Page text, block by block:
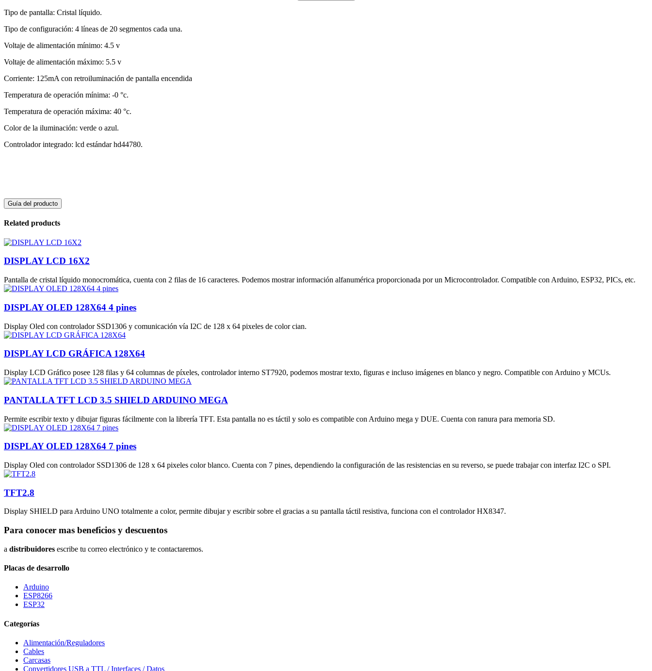
Tipo de pantalla: Cristal líquido.
Tipo de configuración: 4 líneas de 20 segmentos cada una.
Voltaje de alimentación mínimo: 4.5 v
Voltaje de alimentación máximo: 5.5 v
Corriente: 125mA con retroiluminación de pantalla encendida
Temperatura de operación mínima: -0 °c.
Temperatura de operación máxima: 40 °c.
Color de la iluminación: verde o azul.
Controlador integrado: lcd estándar hd44780.
Guía del producto
Related products
DISPLAY LCD 16X2
Pantalla de cristal líquido monocromática, cuenta con 2 filas de 16 caracteres. Podemos mostrar información alfanumérica proporcionada por un Microcontrolador. Compatible con Arduino, ESP32, PICs, etc.
DISPLAY OLED 128X64 4 pines
Display Oled con controlador SSD1306 y comunicación vía I2C de 128 x 64 pixeles de color cian.
DISPLAY LCD GRÁFICA 128X64
Display LCD Gráfico posee 128 filas y 64 columnas de píxeles, controlador interno ST7920, podemos mostrar texto, figuras e incluso imágenes en blanco y negro. Compatible con Arduino y MCUs.
PANTALLA TFT LCD 3.5 SHIELD ARDUINO MEGA
Permite escribir texto y dibujar figuras fácilmente con la librería TFT. Esta pantalla no es táctil y solo es compatible con Arduino mega y DUE. Cuenta con ranura para memoria SD.
DISPLAY OLED 128X64 7 pines
Display Oled con controlador SSD1306 de 128 x 64 pixeles color blanco. Cuenta con 7 pines, dependiendo la configuración de las resistencias en su reverso, se puede trabajar con interfaz I2C o SPI.
TFT2.8
Display SHIELD para Arduino UNO totalmente a color, permite dibujar y escribir sobre el gracias a su pantalla táctil resistiva, funciona con el controlador HX8347.
Para conocer mas beneficios y descuentos
a distribuidores escribe tu correo electrónico y te contactaremos.
Placas de desarrollo
Arduino
ESP8266
ESP32
Categorías
Alimentación/Reguladores
Cables
Carcasas
Convertidores USB a TTL / Interfaces / Datos